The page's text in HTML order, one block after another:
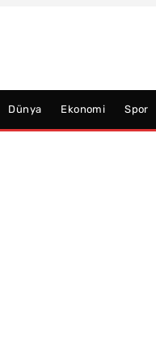
Dünya Ekonomi Spor